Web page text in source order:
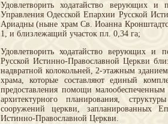
Удовлетворить ходатайство верующих и
Управления Одесской Епархии Русской
Ариадны (ныне храм Св. Иоанна
1, и близлежащий участок пл. 0,34 га;
Удовлетворить ходатайство верующих и
Русской Истинно-Православной Церкви
надвратной колокольней, 2-этажным
храма, которые составляют единый
предоставления помощи
архитектурного планирования,
сооружений церкви, запланированных
Истинно-Православной Церкви.